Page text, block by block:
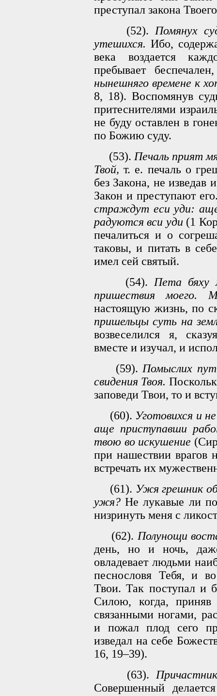
преступал закона
(52). Помянух
утешихся. Ибо,
века воздается
пребывает
нынешняго времене к
8, 18). Воспомянув
притеснителями
не буду оставлен в
по Божию суду.
(53). Печаль прият
Твой, т. е. печаль о
без Закона, не изведав
Закон и преступают
страждут еси уди:
радуются вси уди (1
печалиться и о
таковы, и питать в
имел сей святый.
(54). Пета бяху
пришествия моего.
настоящую жизнь, по
пришельцы суть на
возвеселился я,
вместе и изучал, и
(59). Помыслих
свидения Твоя.
заповеди Твои, то и
(60). Уготовихся и
аще приступавши
твою во искушение
при нашествии врагов
встречать их
(61). Ужя грешник
ужя? Не лукавые ли
низринуть меня с
(62). Полунощи
день, но и ночь,
овладевает людьми
песнословя Тебя, и
Твои. Так поступал и
Силою, когда,
связанными ногами,
и пожал плод сего
изведал на себе
16, 19–39).
(63).
Совершенный